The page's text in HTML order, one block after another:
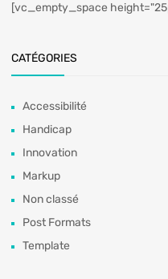
[vc_empty_space
CATÉGORIES
Accessibilité
Handicap
Innovation
Markup
Non classé
Post Formats
Template